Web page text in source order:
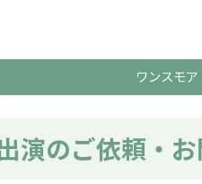
ワンスモア
演のご依頼・